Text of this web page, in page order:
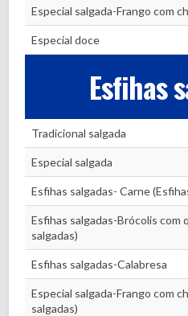
Especial salgada-Frango com
Especial doce
Esfihas
Tradicional salgada
Especial salgada
Esfihas salgadas- Carne
Esfihas salgadas-Brócolis com
salgadas)
Esfihas salgadas-Calabresa
Especial salgada-Frango com
salgadas)